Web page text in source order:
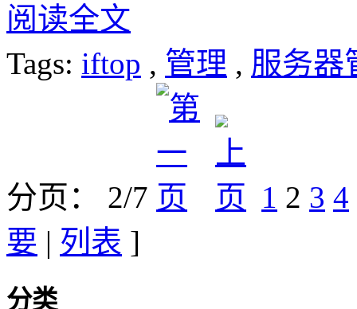
阅读全文
Tags: iftop , 管理 , 服务器
分页： 2/7 1 2 3 4
要 | 列表 ]
分类